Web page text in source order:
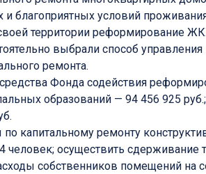
и благоприятных условий
территории реформирование
выбрали способ
ремонта.
Фонда содействия
образований — 94 456 925
капитальному ремонту
осуществить сдерживание
собственников помещений